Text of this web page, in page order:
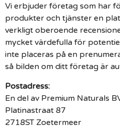
Vi erbjuder företag som har
produkter och tjänster en
verkligt oberoende
mycket värdefulla för
inte placeras på en
så bilden om ditt företag är
Postadress:
En del av Premium Naturals
Platinastraat 87
2718ST Zoetermeer